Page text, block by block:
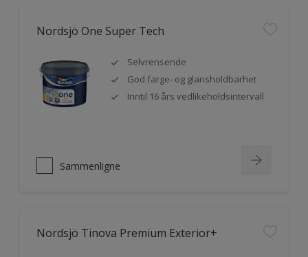
Nordsjö One Super Tech
Selvrensende
God farge- og glansholdbarhet
Inntil 16 års vedlikeholdsintervall
Sammenligne
Nordsjö Tinova Premium Exterior+